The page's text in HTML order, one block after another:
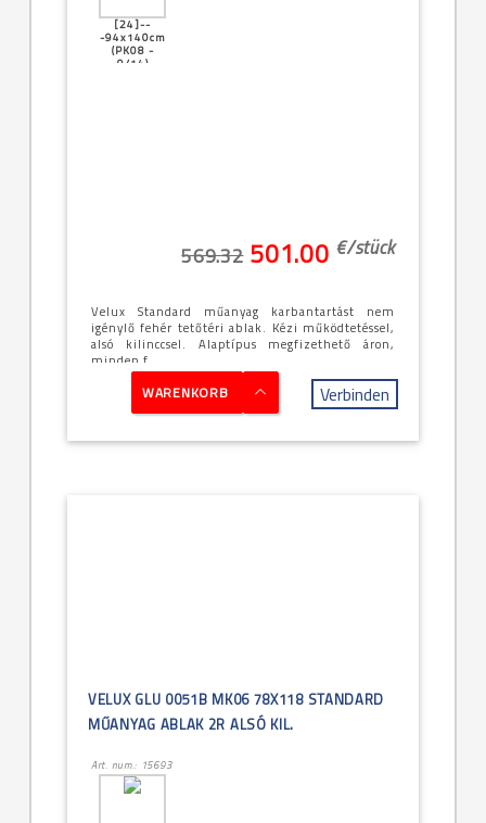
[24]--
-94x140cm
(PK08 -
9/14)
569.32 501.00 €/stück
Velux Standard műanyag karbantartást nem
igénylő fehér tetőtéri ablak. Kézi működtetéssel,
alsó kilinccsel. Alaptípus megfizethető áron,
minden f...
WARENKORB Verbinden
VELUX GLU 0051B MK06 78X118 STANDARD
MŰANYAG ABLAK 2R ALSÓ KIL.
Art. num.: 15693